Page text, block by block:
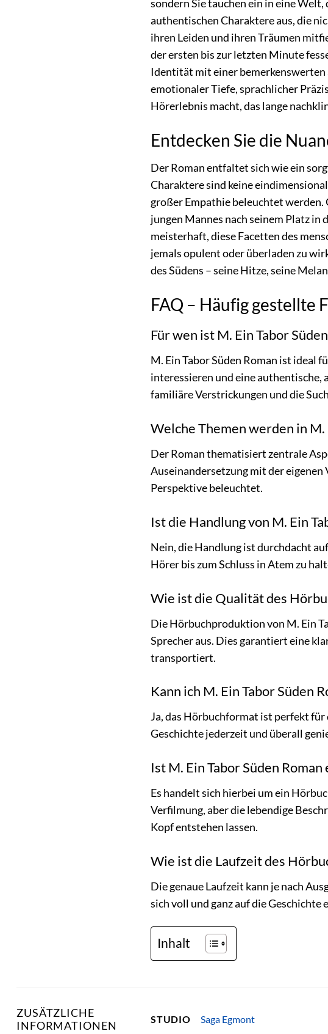
sondern Sie tauchen ein in eine
authentischen Charaktere aus, die
ihren Leiden und ihren Träumen
der ersten bis zur letzten Minute
Identität mit einer bemerkenswerten
emotionaler Tiefe, sprachlicher
Hörerlebnis macht, das lange
Entdecken Sie die
Der Roman entfaltet sich wie ein
Charaktere sind keine
großer Empathie beleuchtet werden.
jungen Mannes nach seinem Platz in
meisterhaft, diese Facetten des
jemals opulent oder überladen zu
des Südens – seine Hitze, seine
FAQ – Häufig gestellte
Für wen ist M. Ein Tabor
M. Ein Tabor Süden Roman ist ideal
interessieren und eine authentische,
familiäre Verstrickungen und die
Welche Themen werden in M.
Der Roman thematisiert zentrale
Auseinandersetzung mit der eigenen
Perspektive beleuchtet.
Ist die Handlung von M. Ein
Nein, die Handlung ist durchdacht
Hörer bis zum Schluss in Atem zu
Wie ist die Qualität des
Die Hörbuchproduktion von M. Ein
Sprecher aus. Dies garantiert eine
transportiert.
Kann ich M. Ein Tabor Süden
Ja, das Hörbuchformat ist perfekt für
Geschichte jederzeit und überall
Ist M. Ein Tabor Süden
Es handelt sich hierbei um ein
Verfilmung, aber die lebendige
Kopf entstehen lassen.
Wie ist die Laufzeit des
Die genaue Laufzeit kann je nach
sich voll und ganz auf die Geschichte
Inhalt
ZUSÄTZLICHE
INFORMATIONEN
STUDIO Saga Egmont